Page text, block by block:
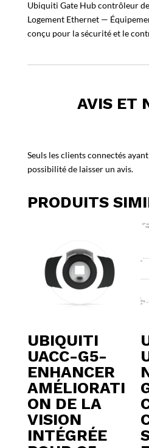
Ubiquiti Gate Hub contrôleur
Logement Ethernet —
conçu pour la sécurité et le
AVIS ET
Seuls les clients connectés
possibilité de laisser un avis.
PRODUITS
UBIQUITI
UACC-G5-
ENHANCER
AMÉLIORATI
ON DE LA
VISION
INTÉGRÉE